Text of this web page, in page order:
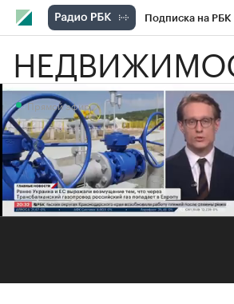
Подписка на РБК
РБК Вино
Национальные
Кредитные
Проверка
Прямой эфир
Прямой эфир